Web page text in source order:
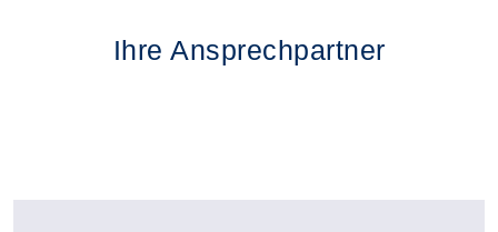
Ihre Ansprechpartner